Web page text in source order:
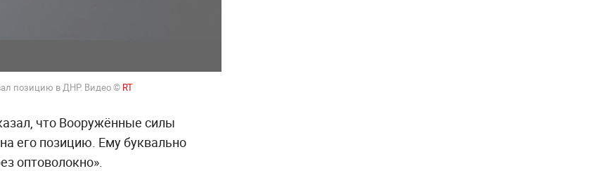
позицию в ДНР. Видео © RT
что Вооружённые силы
его позицию. Ему буквально
оптоволокно».